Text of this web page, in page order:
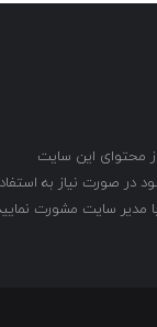
محتوای این سایت
در صورت نیاز به
مدیر سایت مشورت